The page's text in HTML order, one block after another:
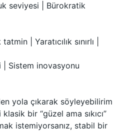
seviyesi | Bürokratik
| Yaratıcılık sınırlı |
| Sistem inovasyonu
yola çıkarak söyleyebilirim
bir “güzel ama sıkıcı”
istemiyorsanız, stabil bir